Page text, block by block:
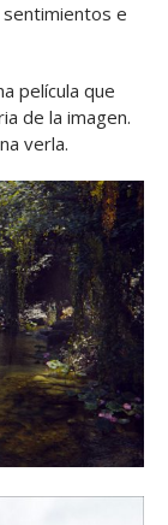
sentimientos e
película que
de la imagen.
verla.